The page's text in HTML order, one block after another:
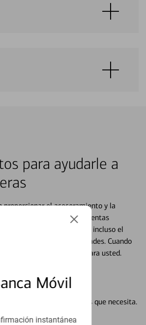
Móvil
instantánea
para ayudarle a
proporcionar el asesoramiento y la
financiera. Desde sus cuentas
para su futuro, e incluso el
acuerdo con sus necesidades. Cuando
que sea adecuado para usted.
las respuestas que necesita.